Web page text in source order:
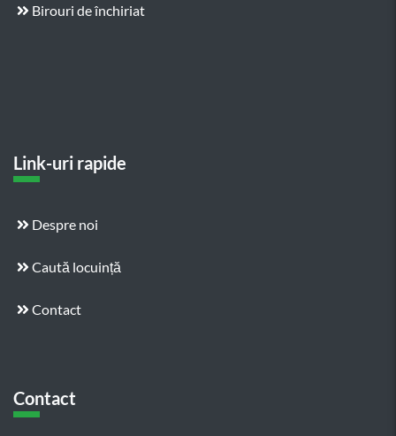
Birouri de închiriat
Link-uri rapide
Despre noi
Caută locuință
Contact
Contact